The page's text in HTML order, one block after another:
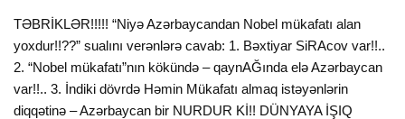
TƏBRİKLƏR!!!!! “Niyə Azərbaycandan Nobel mükafatı alan
yoxdur!!??” sualını verənlərə cavab: 1. Bəxtiyar SiRAcov var!!..
2. “Nobel mükafatı”nın kökündə – qaynAĞında elə Azərbaycan
var!!.. 3. İndiki dövrdə Həmin Mükafatı almaq istəyənlərin
diqqətinə – Azərbaycan bir NURDUR Kİ!! DÜNYAYA İŞIQ